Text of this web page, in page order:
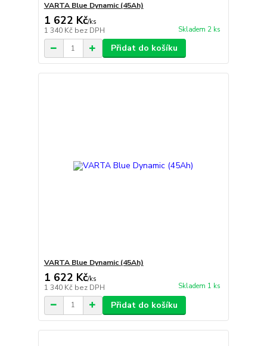
VARTA Blue Dynamic (45Ah)
1 622 Kč/ks
1 340 Kč bez DPH Skladem 2 ks
Přidat do košíku
VARTA Blue Dynamic (45Ah)
1 622 Kč/ks
1 340 Kč bez DPH Skladem 1 ks
Přidat do košíku